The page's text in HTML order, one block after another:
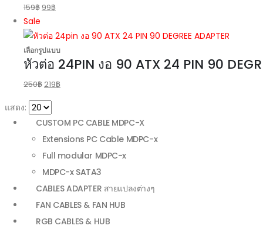
159฿ 99฿
Sale
เลือกรูปแบบ
หัวต่อ 24PIN งอ 90 ATX 24 PIN 90
250฿219฿
แสดง:
CUSTOM PC CABLE MDPC-X
Extensions PC Cable MDPC-x
Full modular MDPC-x
MDPC-x SATA3
CABLES ADAPTER สายแปลงต่างๆ
FAN CABLES & FAN HUB
RGB CABLES & HUB